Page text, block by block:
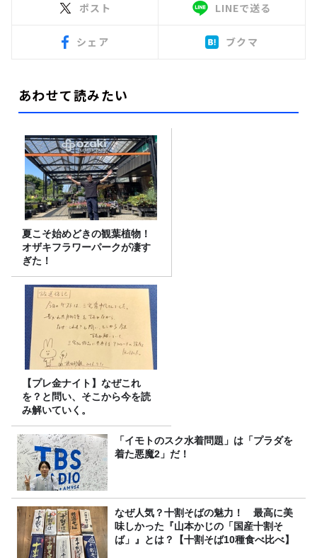
ポスト LINEで送る
シェア ブクマ
あわせて読みたい
夏こそ始めどきの観葉植物！
オザキフラワーパークが凄す
ぎた！
【プレ金ナイト】なぜこれ
を？と問い、そこから今を読
み解いていく。
「イモトのスク水着問題」は「プラダを
着た悪魔2」だ！
なぜ人気？十割そばの魅力！ 最高に美
味しかった『山本かじの「国産十割そ
ば」』とは？【十割そば10種食べ比べ】